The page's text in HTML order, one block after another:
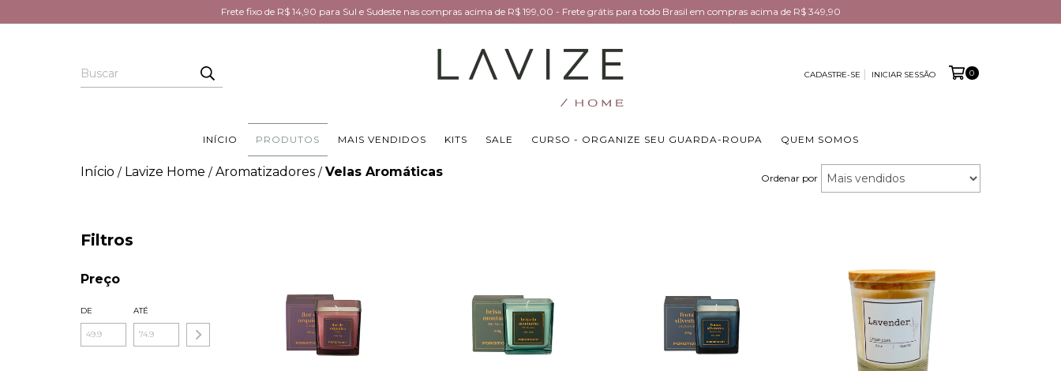
Frete fixo de R$ 14,90 para Sul e Sudeste nas compras acima de R$ 199,00 - Frete grátis para todo Brasil em compras acima de R$ 349,90
CADASTRE-SE INICIAR SESSÃO 0
INÍCIO PRODUTOS MAIS VENDIDOS KITS SALE CURSO - ORGANIZE SEU GUARDA-ROUPA QUEM SOMOS
Início / Lavize Home / Aromatizadores / Velas Aromáticas Ordenar por
Filtros
Preço
DE ATÉ